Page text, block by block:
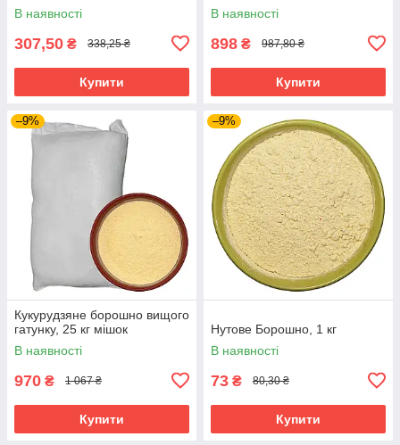
В наявності
307,50 ₴ 338,25 ₴
Купити
В наявності
898 ₴ 987,80 ₴
Купити
–9%
Кукурудзяне борошно вищого
гатунку, 25 кг мішок
В наявності
970 ₴ 1 067 ₴
Купити
–9%
Нутове Борошно, 1 кг
В наявності
73 ₴ 80,30 ₴
Купити